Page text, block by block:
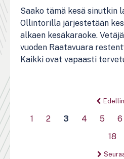
Saako tämä kesä sinutkin
Ollintorilla järjestetään
alkaen kesäkaraoke.
vuoden Raatavuara
Kaikki ovat vapaasti
1 2 3 4 5 6
18